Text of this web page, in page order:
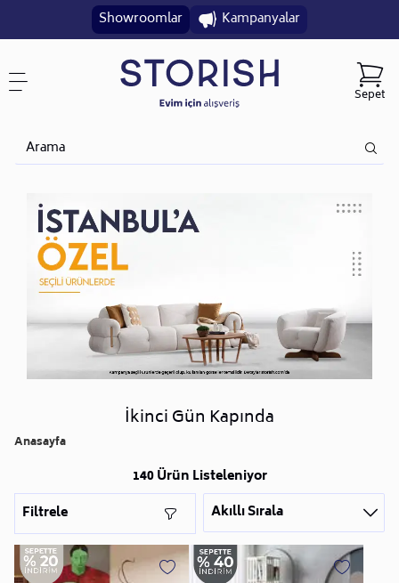
Showroomlar Kampanyalar
Sepet
İkinci Gün Kapında
Anasayfa
140 Ürün Listeleniyor
Filtrele
Akıllı Sırala